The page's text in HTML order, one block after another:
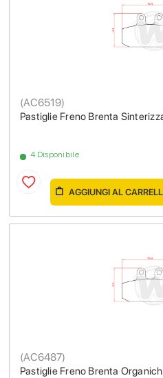
Pastiglie Freno Brenta
(AC6519)
4 Disponibile
AGGIUNGI AL
Pastiglie Freno Brenta
(AC6487)